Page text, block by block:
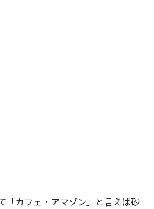
「カフェ・アマゾン」と言えば砂